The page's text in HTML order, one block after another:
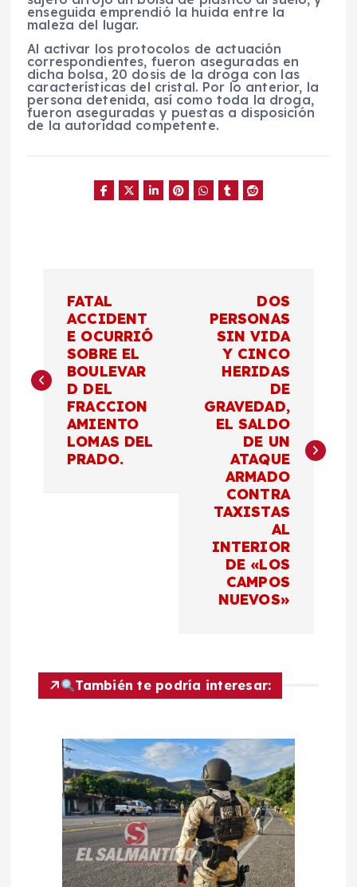
enseguida emprendió la huida entre la
maleza del lugar.
Al activar los protocolos de actuación
correspondientes, fueron aseguradas en
dicha bolsa, 20 dosis de la droga con las
características del cristal. Por lo anterior, la
persona detenida, así como toda la droga,
fueron aseguradas y puestas a disposición
de la autoridad competente.
v
e
d
FATAL
ACCIDENT
E OCURRIÓ
SOBRE EL
BOULEVAR
D DEL
FRACCION
AMIENTO
LOMAS DEL
PRADO.
DOS
PERSONAS
SIN VIDA
Y CINCO
HERIDAS
DE
GRAVEDAD,
EL SALDO
DE UN
ATAQUE
ARMADO
CONTRA
TAXISTAS
AL
INTERIOR
DE «LOS
CAMPOS
NUEVOS»
También te podría interesar: